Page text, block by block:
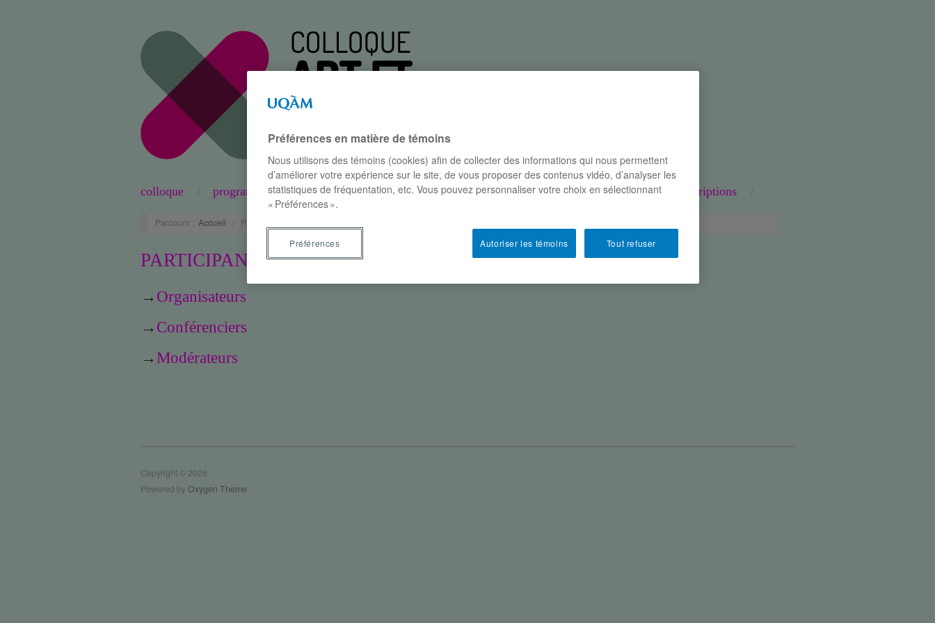
colloque programme participants conférences où et quand? partenaires inscriptions
Parcourir : Accueil / Participants
PARTICIPANTS
→ Organisateurs
→ Conférenciers
→ Modérateurs
Copyright © 2026
Powered byOxygen Theme.
Préférences en matière de témoins
Nous utilisons des témoins (cookies) afin de collecter des informations qui nous permettent
d’améliorer votre expérience sur le site, de vous proposer des contenus vidéo, d’analyser les
statistiques de fréquentation, etc. Vous pouvez personnaliser votre choix en sélectionnant
« Préférences ».
Tout refuser
Autoriser les témoins
Préférences